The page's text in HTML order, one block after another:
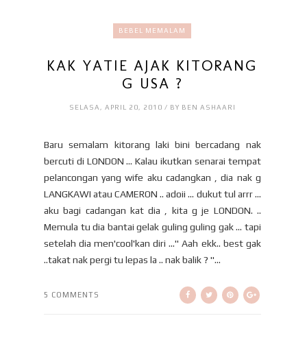
BEBEL MEMALAM
KAK YATIE AJAK KITORANG
G USA ?
SELASA, APRIL 20, 2010 / BY BEN ASHAARI
Baru semalam kitorang laki bini bercadang nak
bercuti di LONDON ... Kalau ikutkan senarai tempat
pelancongan yang wife aku cadangkan , dia nak g
LANGKAWI atau CAMERON .. adoii ... dukut tul arrr ...
aku bagi cadangan kat dia , kita g je LONDON. ..
Memula tu dia bantai gelak guling guling gak ... tapi
setelah dia men'cool'kan diri ...'' Aah ekk.. best gak
..takat nak pergi tu lepas la .. nak balik ? "...
5 COMMENTS